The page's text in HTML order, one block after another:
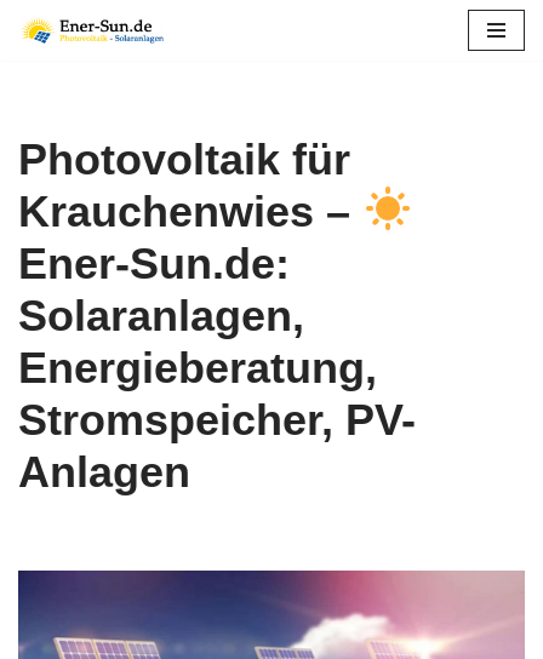
Photovoltaik für
Krauchenwies –
Ener-Sun.de:
Solaranlagen,
Energieberatung,
Stromspeicher, PV-
Anlagen